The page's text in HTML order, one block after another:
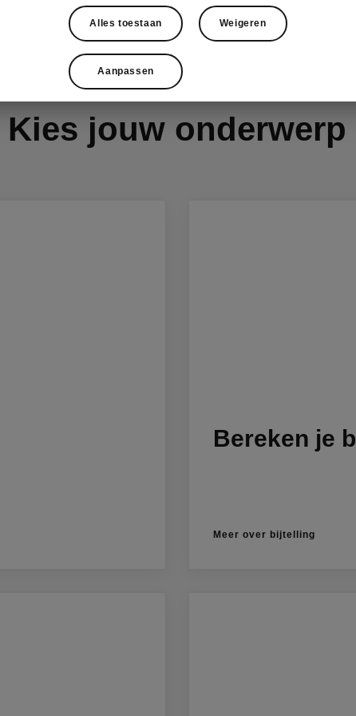
Kies jouw onderwerp
Bereken je
Meer over bijtelling
Alles toestaan Weigeren
Aanpassen